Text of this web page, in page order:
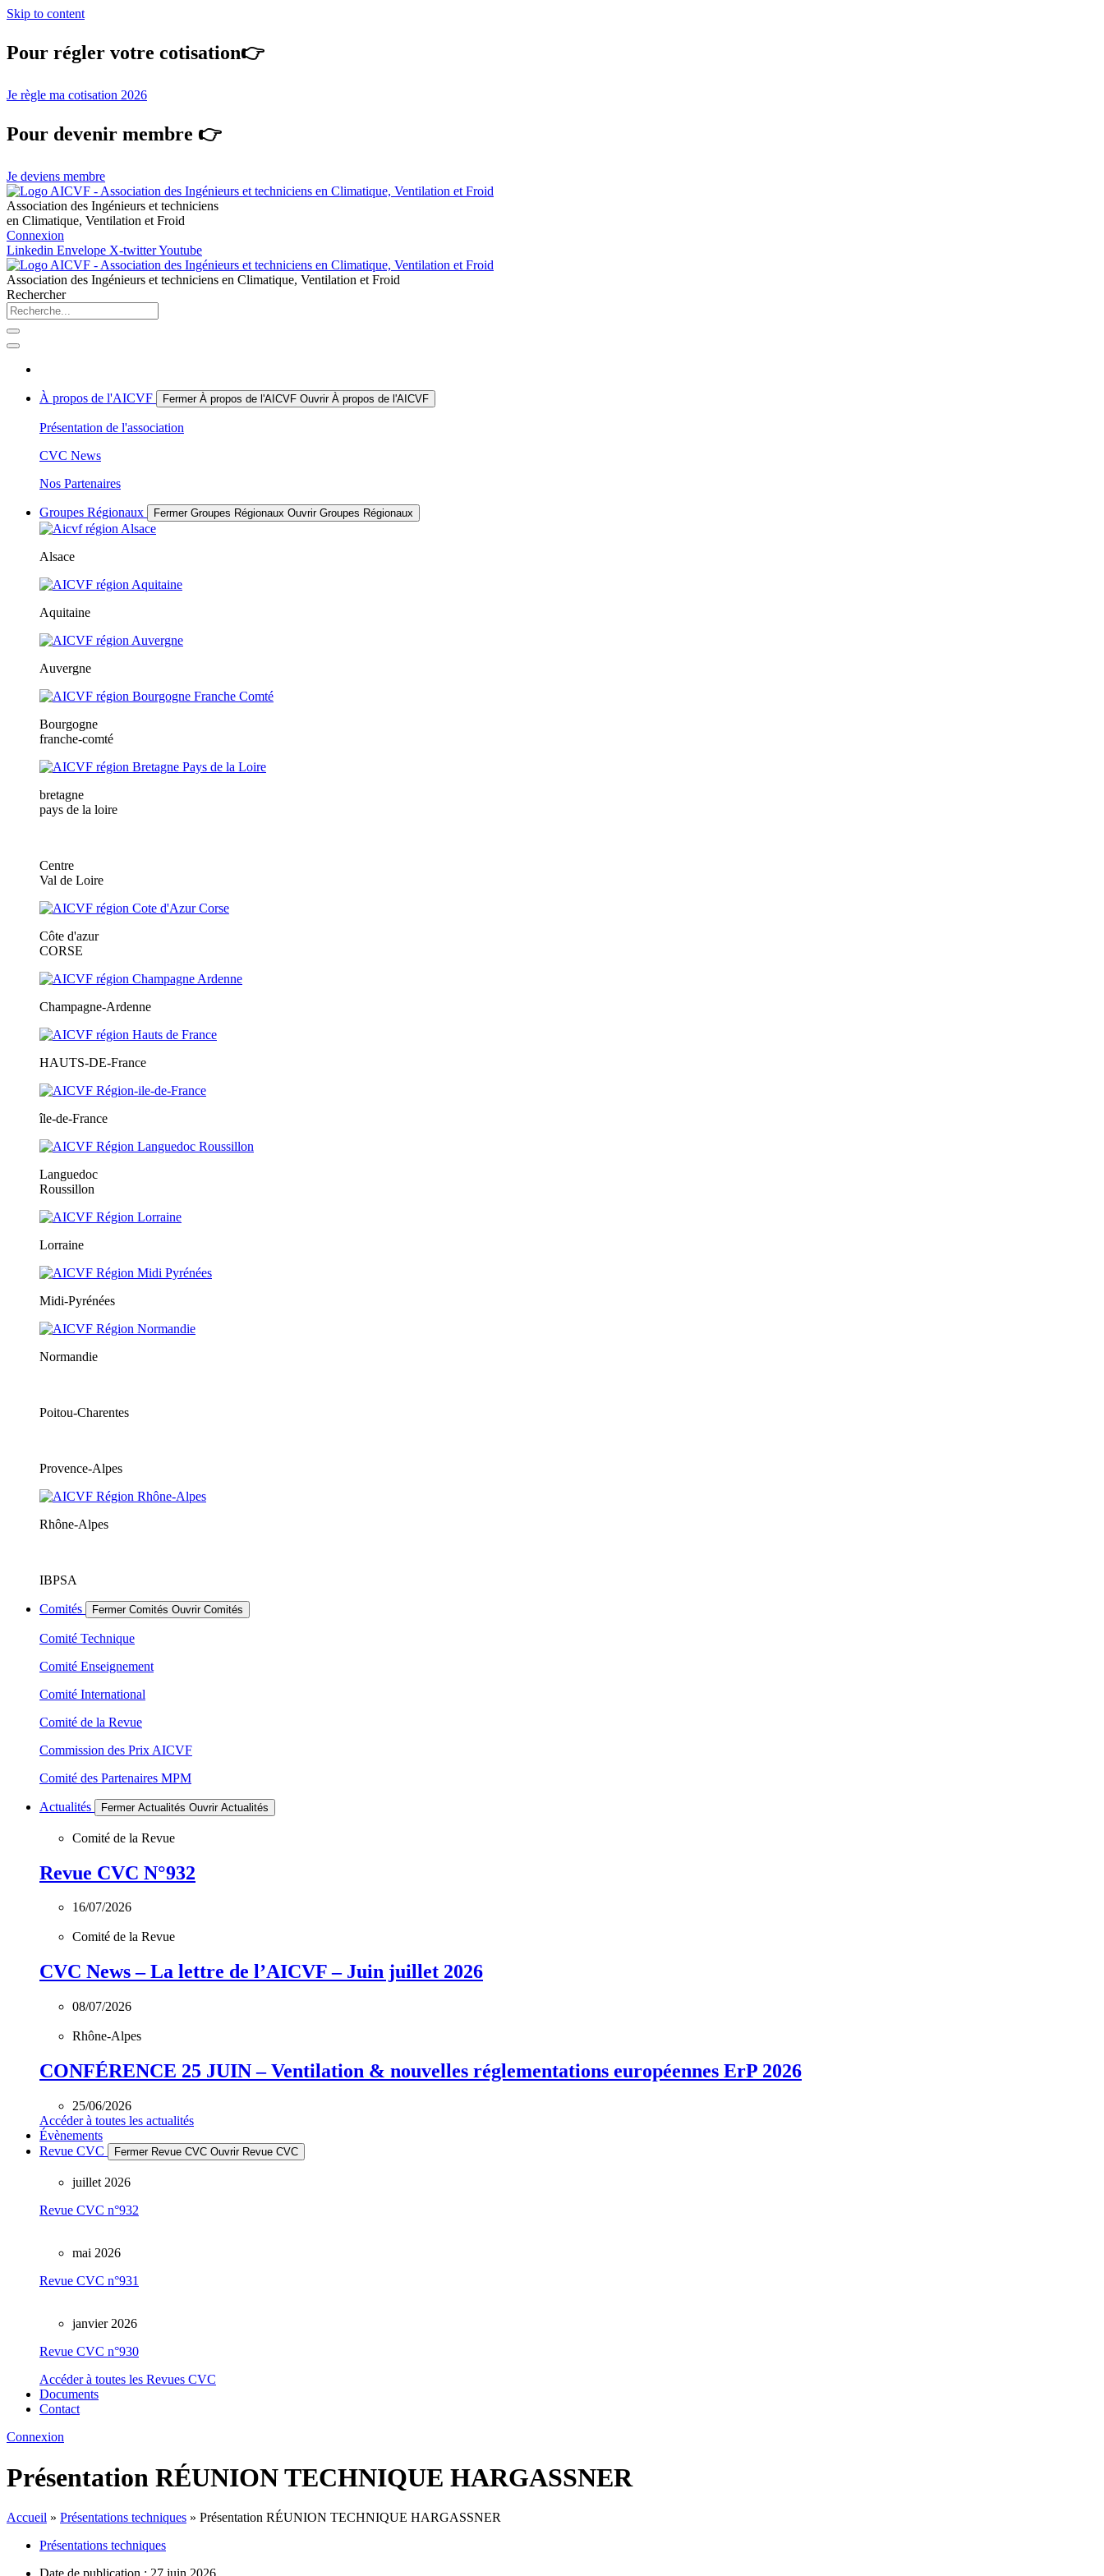
Skip to content
Pour régler votre cotisation👉
Je règle ma cotisation 2026
Pour devenir membre 👉
Je deviens membre
Association des Ingénieurs et techniciens
en Climatique, Ventilation et Froid
Connexion
Linkedin Envelope X-twitterYoutube
Association des Ingénieurs et techniciens en Climatique, Ventilation et Froid
Rechercher
À propos de l'AICVF Fermer À propos de l'AICVF Ouvrir À propos de l'AICVF
Présentation de l'association
CVC News
Nos Partenaires
Groupes Régionaux Fermer Groupes Régionaux Ouvrir Groupes Régionaux
Alsace
Aquitaine
Auvergne
Bourgogne
franche-comté
bretagne
pays de la loire
Centre
Val de Loire
Côte d'azur
CORSE
Champagne-Ardenne
HAUTS-DE-France
île-de-France
Languedoc
Roussillon
Lorraine
Midi-Pyrénées
Normandie
Poitou-Charentes
Provence-Alpes
Rhône-Alpes
IBPSA
Comités Fermer Comités Ouvrir Comités
Comité Technique
Comité Enseignement
Comité International
Comité de la Revue
Commission des Prix AICVF
Comité des Partenaires MPM
Actualités Fermer Actualités Ouvrir Actualités
Comité de la Revue
Revue CVC N°932
16/07/2026
Comité de la Revue
CVC News – La lettre de l’AICVF – Juin juillet 2026
08/07/2026
Rhône-Alpes
CONFÉRENCE 25 JUIN – Ventilation & nouvelles réglementations européennes ErP 2026
25/06/2026
Accéder à toutes les actualités
Évènements
Revue CVC
Fermer Revue CVC Ouvrir Revue CVC
juillet 2026
Revue CVC n°932
mai 2026
Revue CVC n°931
janvier 2026
Revue CVC n°930
Accéder à toutes les Revues CVC
Documents
Contact
Connexion
Présentation RÉUNION TECHNIQUE HARGASSNER
Accueil » Présentations techniques » Présentation RÉUNION TECHNIQUE HARGASSNER
Présentations techniques
Date de publication : 27 juin 2026